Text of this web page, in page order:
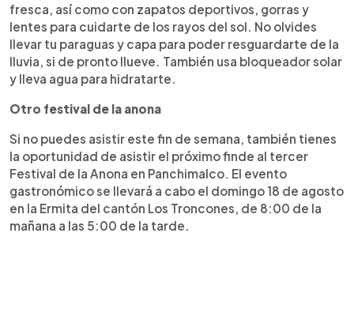
fresca, así como con zapatos deportivos, gorras y
lentes para cuidarte de los rayos del sol. No olvides
llevar tu paraguas y capa para poder resguardarte de la
lluvia, si de pronto llueve. También usa bloqueador solar
y lleva agua para hidratarte.
Otro festival de la anona
Si no puedes asistir este fin de semana, también tienes
la oportunidad de asistir el próximo finde al tercer
Festival de la Anona en Panchimalco. El evento
gastronómico se llevará a cabo el domingo 18 de agosto
en la Ermita del cantón Los Troncones, de 8:00 de la
mañana a las 5:00 de la tarde.